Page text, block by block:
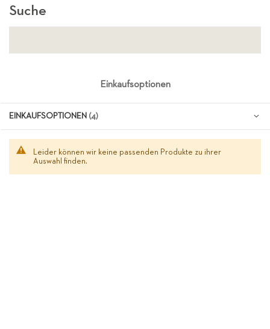
Leider können wir keine passenden Produkte zu ihrer
Auswahl finden.
Suche
Einkaufsoptionen
EINKAUFSOPTIONEN